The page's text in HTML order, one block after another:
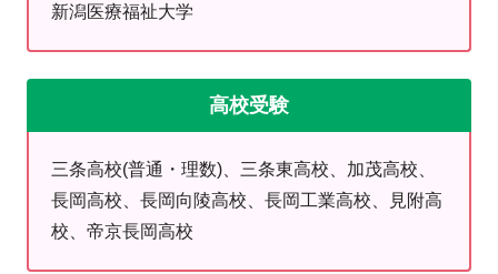
していただけますので、ご利用ください。
高校生指導：
高校1年のスタートから成績を安定させ、内申点をし
外の日でも、週に1回以上は自習でのご利用を推奨して
います。わからないところは随時確認していく姿勢が大
切です。
新潟医療福祉大学
高校受験
三条高校(普通・理数)、三条東高校、加茂高校、
長岡高校、長岡向陵高校、長岡工業高校、見附高
校、帝京長岡高校